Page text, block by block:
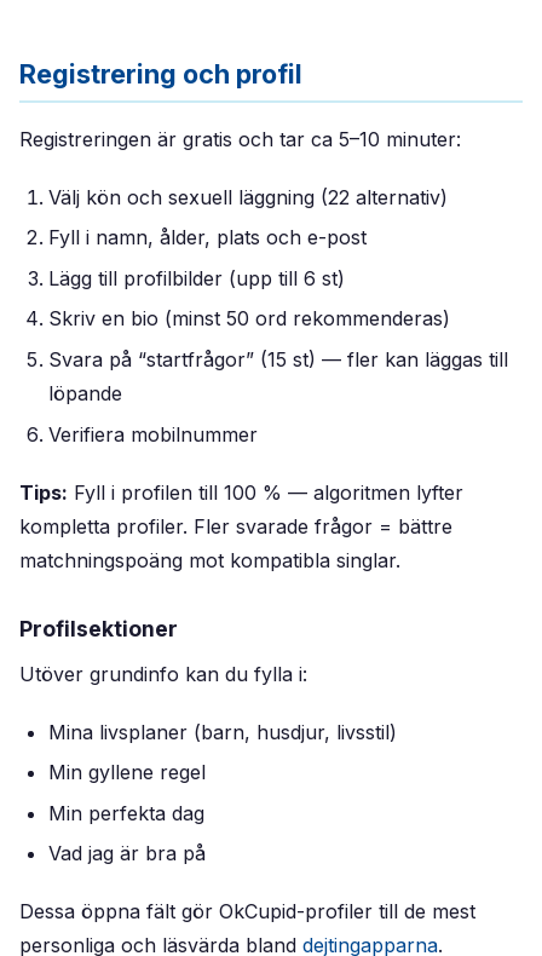
Registrering och profil
Registreringen är gratis och tar ca 5–10 minuter:
Välj kön och sexuell läggning (22 alternativ)
Fyll i namn, ålder, plats och e-post
Lägg till profilbilder (upp till 6 st)
Skriv en bio (minst 50 ord rekommenderas)
Svara på “startfrågor” (15 st) — fler kan läggas till
löpande
Verifiera mobilnummer
Tips: Fyll i profilen till 100 % — algoritmen lyfter
kompletta profiler. Fler svarade frågor = bättre
matchningspoäng mot kompatibla singlar.
Profilsektioner
Utöver grundinfo kan du fylla i:
Mina livsplaner (barn, husdjur, livsstil)
Min gyllene regel
Min perfekta dag
Vad jag är bra på
Dessa öppna fält gör OkCupid-profiler till de mest
personliga och läsvärda bland dejtingapparna.